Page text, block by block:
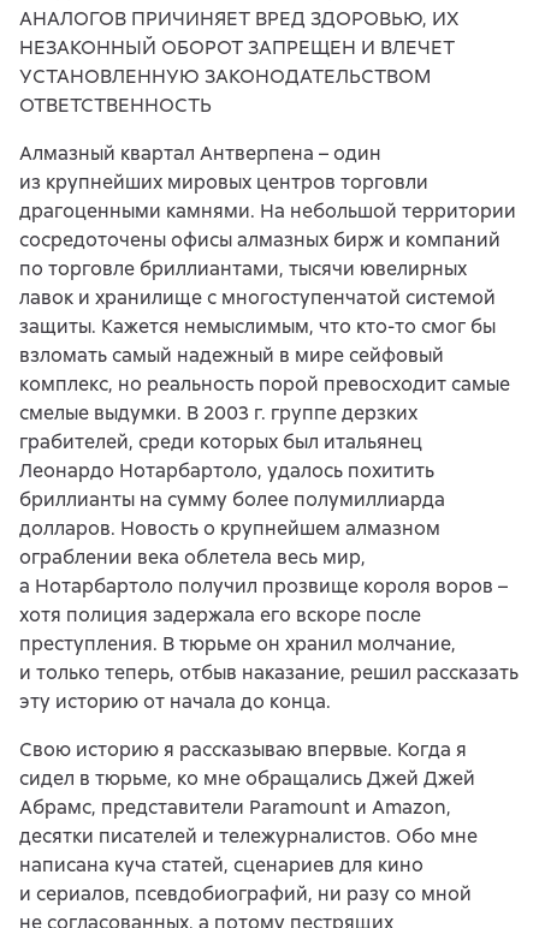
АНАЛОГОВ ПРИЧИНЯЕТ ВРЕД ЗДОРОВЬЮ, ИХ
НЕЗАКОННЫЙ ОБОРОТ ЗАПРЕЩЕН И ВЛЕЧЕТ
УСТАНОВЛЕННУЮ ЗАКОНОДАТЕЛЬСТВОМ
ОТВЕТСТВЕННОСТЬ
Алмазный квартал Антверпена – один
из крупнейших мировых центров торговли
драгоценными камнями. На небольшой территории
сосредоточены офисы алмазных бирж и компаний
по торговле бриллиантами, тысячи ювелирных
лавок и хранилище с многоступенчатой системой
защиты. Кажется немыслимым, что кто-то смог бы
взломать самый надежный в мире сейфовый
комплекс, но реальность порой превосходит самые
смелые выдумки. В 2003 г. группе дерзких
грабителей, среди которых был итальянец
Леонардо Нотарбартоло, удалось похитить
бриллианты на сумму более полумиллиарда
долларов. Новость о крупнейшем алмазном
ограблении века облетела весь мир,
а Нотарбартоло получил прозвище короля воров –
хотя полиция задержала его вскоре после
преступления. В тюрьме он хранил молчание,
и только теперь, отбыв наказание, решил рассказать
эту историю от начала до конца.
Свою историю я рассказываю впервые. Когда я
сидел в тюрьме, ко мне обращались Джей Джей
Абрамс, представители Paramount и Amazon,
десятки писателей и тележурналистов. Обо мне
написана куча статей, сценариев для кино
и сериалов, псевдобиографий, ни разу со мной
не согласованных, а потому пестрящих